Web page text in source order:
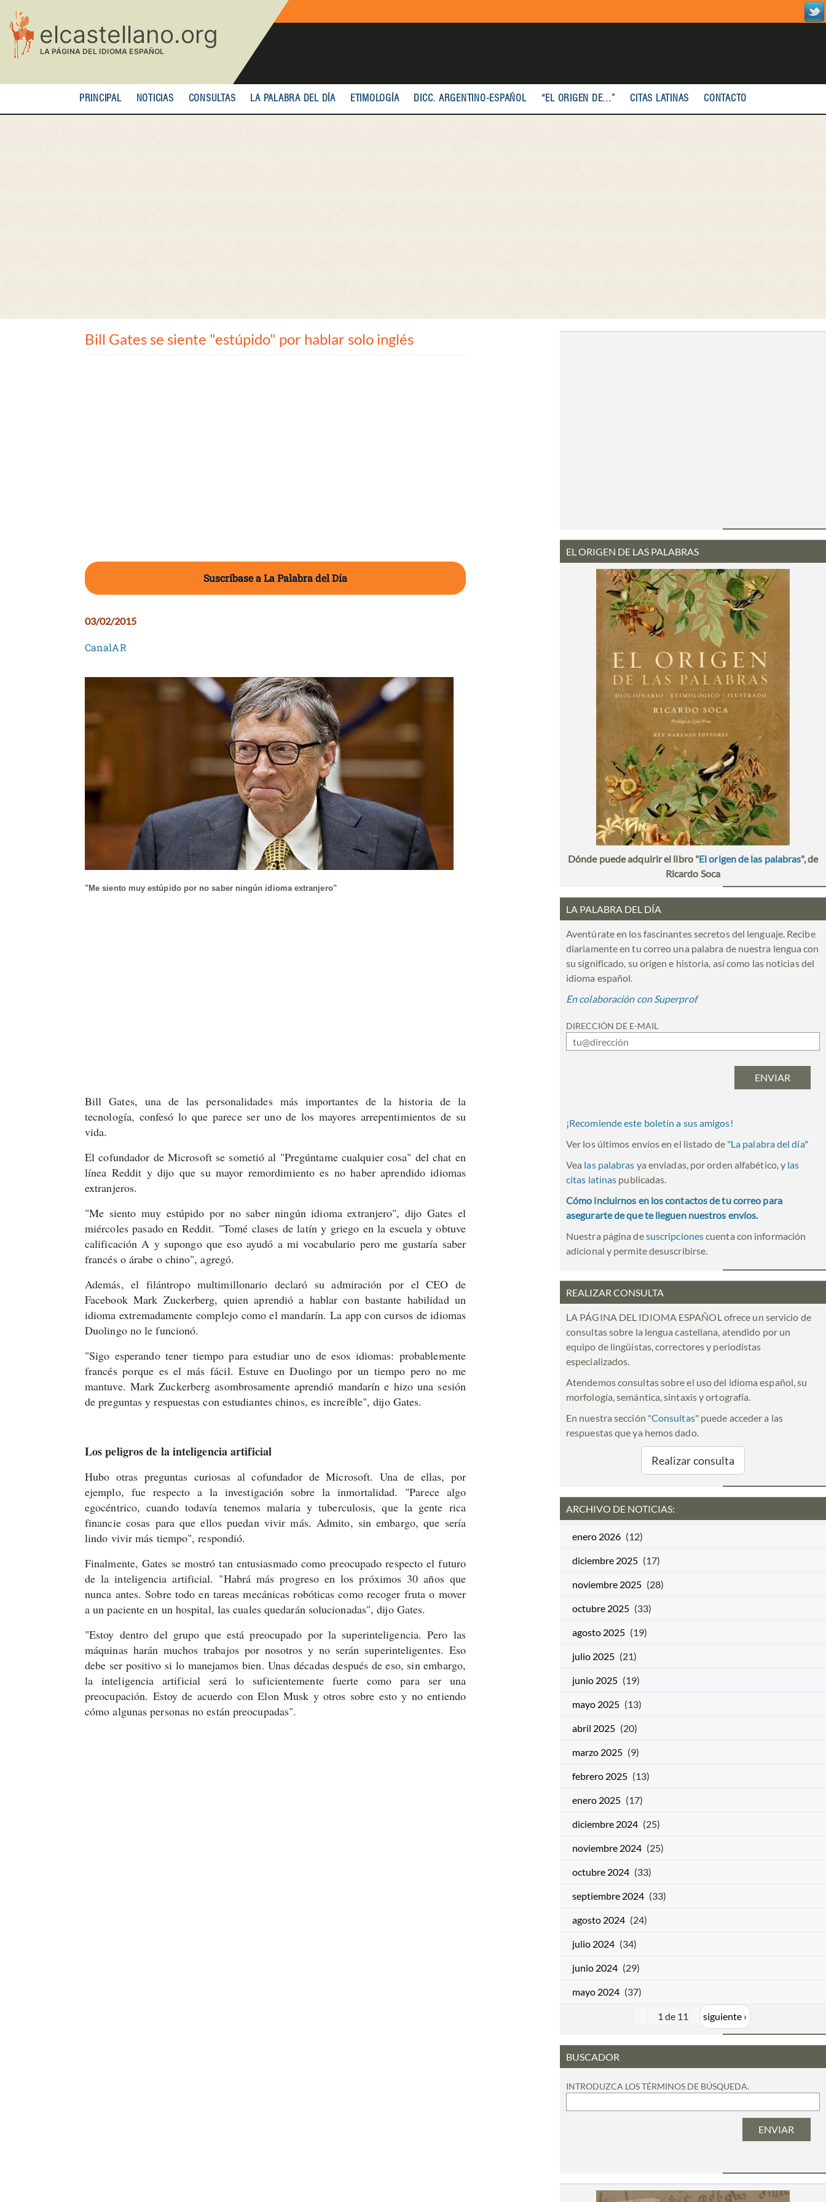
contenido
principal
PRINCIPAL NOTICIAS CONSULTAS LA PALABRA DEL DÍA ETIMOLOGÍA DICC. ARGENTINO-ESPAÑOL “EL ORIGEN DE...” CITAS LATINAS CONTACTO
Bill Gates se siente "estúpido" por hablar solo inglés
Suscríbase a La Palabra del Día
03/02/2015
CanalAR
"Me siento muy estúpido por no saber ningún idioma extranjero"
Bill Gates, una de las personalidades más importantes de la historia de la
tecnología, confesó lo que parece ser uno de los mayores arrepentimientos de su
vida.
El cofundador de Microsoft se sometió al "Pregúntame cualquier cosa" del chat en
línea Reddit y dijo que su mayor remordimiento es no haber aprendido idiomas
extranjeros.
"Me siento muy estúpido por no saber ningún idioma extranjero", dijo Gates el
miércoles pasado en Reddit. "Tomé clases de latín y griego en la escuela y obtuve
calificación A y supongo que eso ayudó a mi vocabulario pero me gustaría saber
francés o árabe o chino", agregó.
Además, el filántropo multimillonario declaró su admiración por el CEO de
Facebook Mark Zuckerberg, quien aprendió a hablar con bastante habilidad un
idioma extremadamente complejo como el mandarín. La app con cursos de idiomas
Duolingo no le funcionó.
"Sigo esperando tener tiempo para estudiar uno de esos idiomas: probablemente
francés porque es el más fácil. Estuve en Duolingo por un tiempo pero no me
mantuve. Mark Zuckerberg asombrosamente aprendió mandarín e hizo una sesión
de preguntas y respuestas con estudiantes chinos, es increíble", dijo Gates.
Los peligros de la inteligencia artificial
Hubo otras preguntas curiosas al cofundador de Microsoft. Una de ellas, por
ejemplo, fue respecto a la investigación sobre la inmortalidad. "Parece algo
egocéntrico, cuando todavía tenemos malaria y tuberculosis, que la gente rica
financie cosas para que ellos puedan vivir más. Admito, sin embargo, que sería
lindo vivir más tiempo", respondió.
Finalmente, Gates se mostró tan entusiasmado como preocupado respecto el futuro
de la inteligencia artificial. "Habrá más progreso en los próximos 30 años que
nunca antes. Sobre todo en tareas mecánicas robóticas como recoger fruta o mover
a un paciente en un hospital, las cuales quedarán solucionadas", dijo Gates.
"Estoy dentro del grupo que está preocupado por la superinteligencia. Pero las
máquinas harán muchos trabajos por nosotros y no serán superinteligentes. Eso
debe ser positivo si lo manejamos bien. Unas décadas después de eso, sin embargo,
la inteligencia artificial será lo suficientemente fuerte como para ser una
preocupación. Estoy de acuerdo con Elon Musk y otros sobre esto y no entiendo
cómo algunas personas no están preocupadas".
EL ORIGEN DE LAS PALABRAS
Dónde puede adquirir el libro "El origen de las palabras", de
Ricardo Soca
LA PALABRA DEL DÍA
Aventúrate en los fascinantes secretos del lenguaje. Recibe
diariamente en tu correo una palabra de nuestra lengua con
su significado, su origen e historia, así como las noticias del
idioma español.
En colaboración con Superprof
DIRECCIÓN DE E-MAIL
¡Recomiende este boletín a sus amigos!
Ver los últimos envíos en el listado de "La palabra del día"
Vea las palabras ya enviadas, por orden alfabético, y las
citas latinas publicadas.
Cómo incluirnos en los contactos de tu correo para
asegurarte de que te lleguen nuestros envíos.
Nuestra página desuscripcionescuenta con información
adicional y permite desuscribirse.
REALIZAR CONSULTA
LA PÁGINA DEL IDIOMA ESPAÑOL ofrece un servicio de
consultas sobre la lengua castellana, atendido por un
equipo de lingüistas, correctores y periodistas
especializados.
Atendemos consultas sobre el uso del idioma español, su
morfología, semántica, sintaxis y ortografía.
En nuestra sección "Consultas" puede acceder a las
respuestas que ya hemos dado.
Realizar consulta
ARCHIVO DE NOTICIAS:
enero 2026 (12)
diciembre 2025 (17)
noviembre 2025 (28)
octubre 2025 (33)
agosto 2025 (19)
julio 2025 (21)
junio 2025 (19)
mayo 2025 (13)
abril 2025 (20)
marzo 2025 (9)
febrero 2025 (13)
enero 2025 (17)
diciembre 2024 (25)
noviembre 2024 (25)
octubre 2024 (33)
septiembre 2024 (33)
agosto 2024 (24)
julio 2024 (34)
junio 2024 (29)
mayo 2024 (37)
1 de 11 siguiente ›
BUSCADOR
INTRODUZCA LOS TÉRMINOS DE BÚSQUEDA.